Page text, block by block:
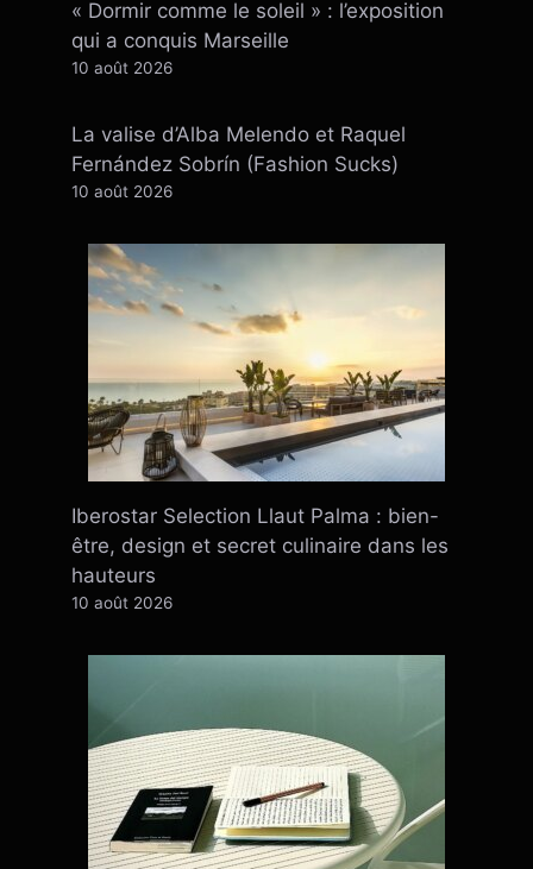
« Dormir comme le soleil » : l’exposition
qui a conquis Marseille
10 août 2026
La valise d’Alba Melendo et Raquel
Fernández Sobrín (Fashion Sucks)
10 août 2026
Iberostar Selection Llaut Palma : bien-
être, design et secret culinaire dans les
hauteurs
10 août 2026